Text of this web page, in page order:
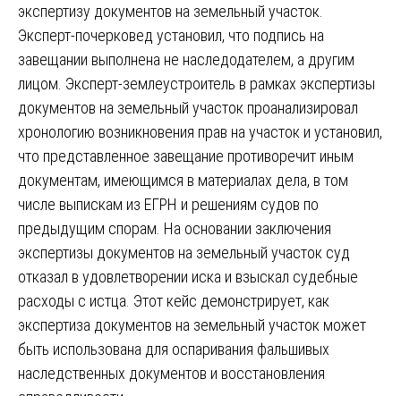
экспертизу документов на земельный участок.
Эксперт-почерковед установил, что подпись на
завещании выполнена не наследодателем, а другим
лицом. Эксперт-землеустроитель в рамках экспертизы
документов на земельный участок проанализировал
хронологию возникновения прав на участок и установил,
что представленное завещание противоречит иным
документам, имеющимся в материалах дела, в том
числе выпискам из ЕГРН и решениям судов по
предыдущим спорам. На основании заключения
экспертизы документов на земельный участок суд
отказал в удовлетворении иска и взыскал судебные
расходы с истца. Этот кейс демонстрирует, как
экспертиза документов на земельный участок может
быть использована для оспаривания фальшивых
наследственных документов и восстановления